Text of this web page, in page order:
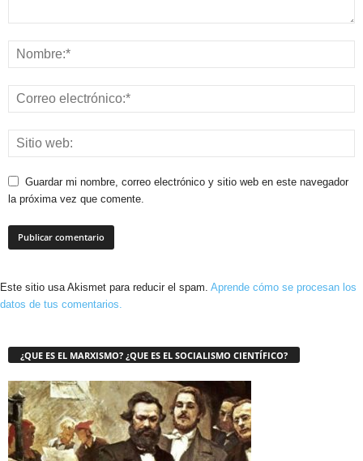
Guardar mi nombre, correo electrónico y sitio web en este navegador
la próxima vez que comente.
Este sitio usa Akismet para reducir el spam. Aprende cómo se procesan los
datos de tus comentarios.
¿QUE ES EL MARXISMO? ¿QUE ES EL SOCIALISMO CIENTÍFICO?